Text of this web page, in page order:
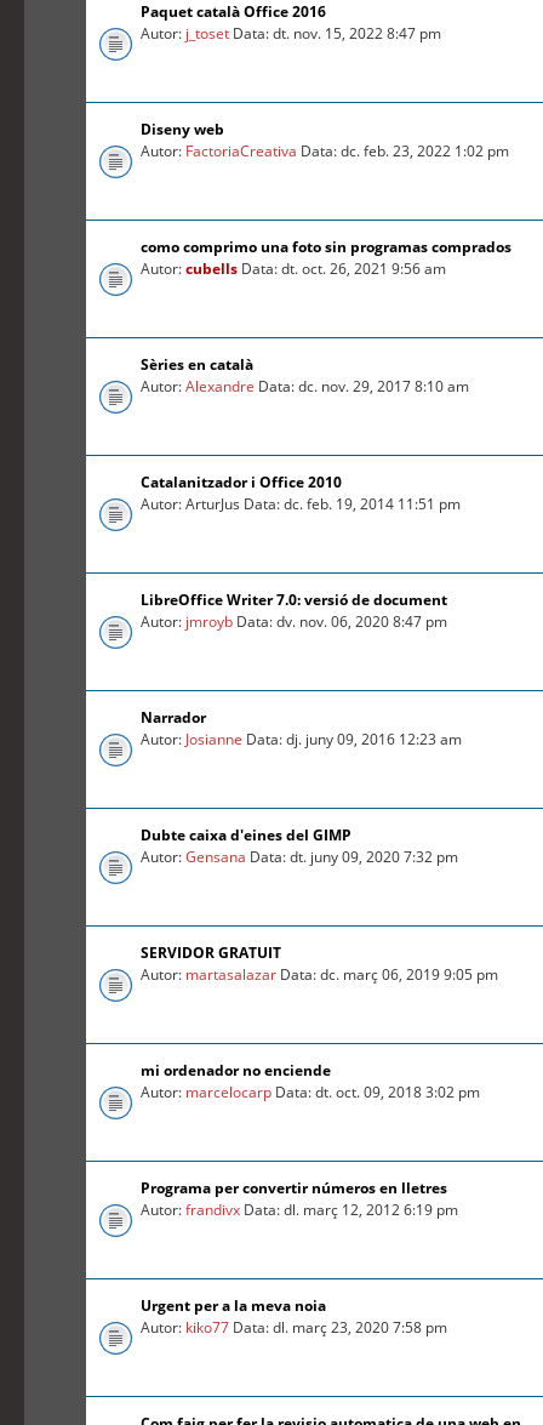
Paquet català Office 2016
Autor: j_toset Data: dt. nov. 15, 2022 8:47 pm
Diseny web
Autor: FactoriaCreativa Data: dc. feb. 23, 2022 1:02 pm
como comprimo una foto sin programas comprados
Autor:cubells Data: dt. oct. 26, 2021 9:56 am
Sèries en català
Autor:Alexandre Data: dc. nov. 29, 2017 8:10 am
Catalanitzador i Office 2010
Autor: ArturJus Data: dc. feb. 19, 2014 11:51 pm
LibreOffice Writer 7.0: versió de document
Autor: jmroyb Data: dv. nov. 06, 2020 8:47 pm
Narrador
Autor: Josianne Data: dj. juny 09, 2016 12:23 am
Dubte caixa d'eines del GIMP
Autor:Gensana Data: dt. juny 09, 2020 7:32 pm
SERVIDOR GRATUIT
Autor: martasalazar Data: dc. març 06, 2019 9:05 pm
mi ordenador no enciende
Autor: marcelocarp Data: dt. oct. 09, 2018 3:02 pm
Programa per convertir números en lletres
Autor:frandivx Data: dl. març 12, 2012 6:19 pm
Urgent per a la meva noia
Autor: kiko77 Data: dl. març 23, 2020 7:58 pm